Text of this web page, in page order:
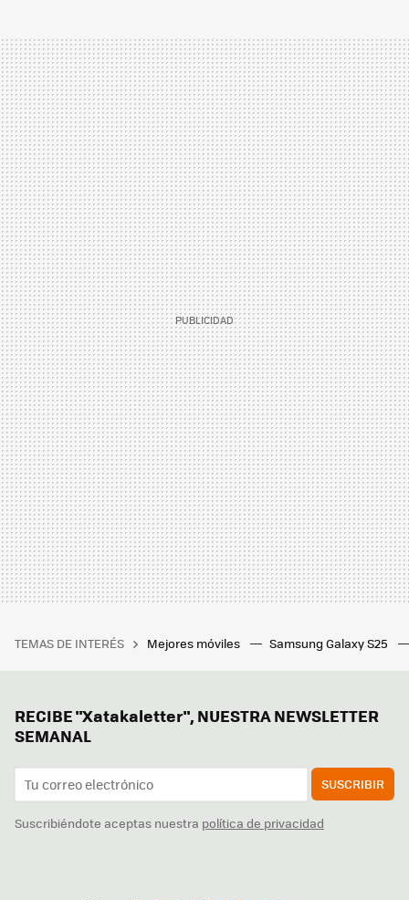
TEMAS DE INTERÉS Mejores móviles Samsung Galaxy S25
RECIBE "Xatakaletter", NUESTRA NEWSLETTER
SEMANAL
SUSCRIBIR
Suscribiéndote aceptas nuestra política de privacidad